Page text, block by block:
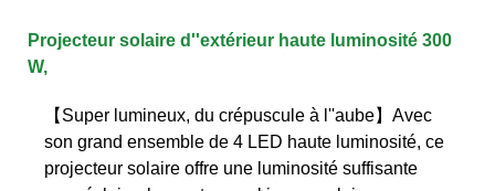
Projecteur solaire d''extérieur haute luminosité 300
W,
【Super lumineux, du crépuscule à l''aube】Avec
son grand ensemble de 4 LED haute luminosité, ce
projecteur solaire offre une luminosité suffisante